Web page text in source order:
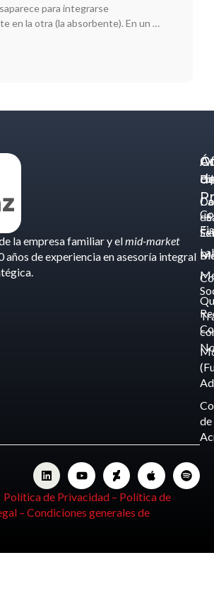
para integrarse
en la otra (la absorbente). En un …
la empresa familiar y elmid-market
años de experiencia en asesoría integral
de
de
-
Política de Privacidad – Política de
– Condiciones generales de